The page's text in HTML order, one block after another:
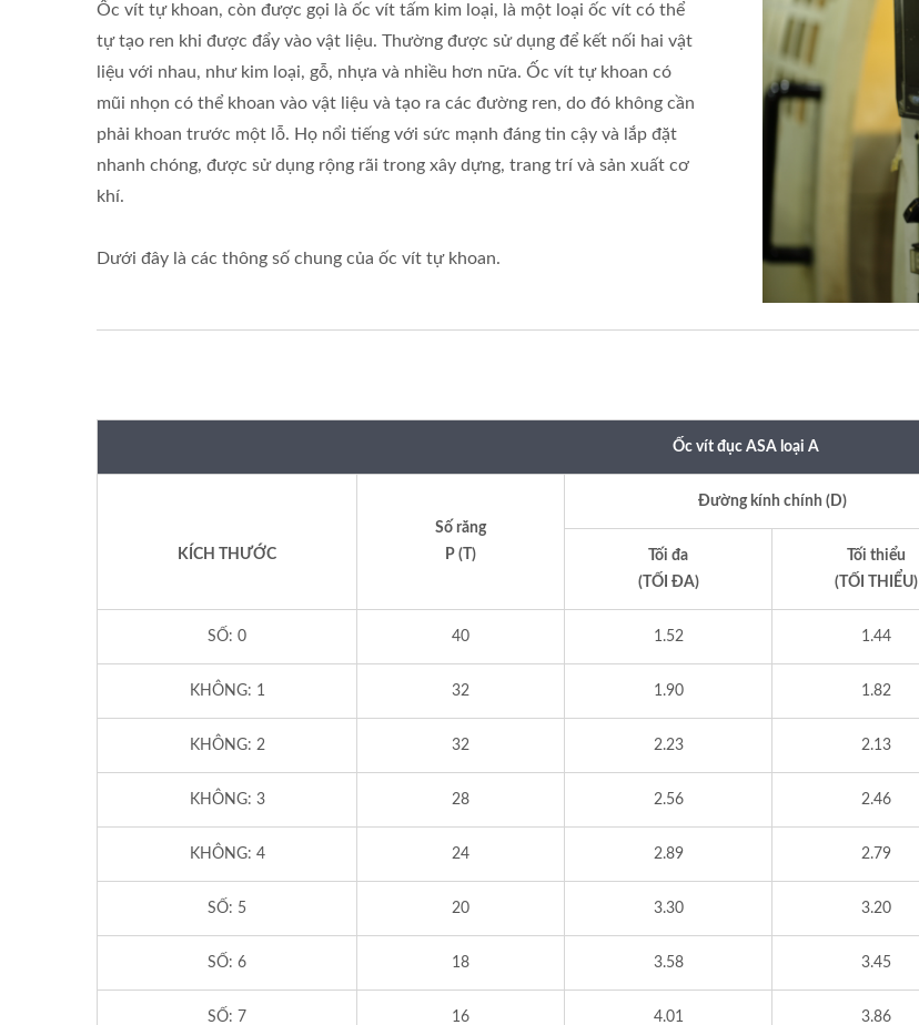
Ốc vít tự khoan, còn được gọi là ốc vít tấm kim loại, là một loại ốc vít có thể
tự tạo ren khi được đẩy vào vật liệu. Thường được sử dụng để kết nối hai vật
liệu với nhau, như kim loại, gỗ, nhựa và nhiều hơn nữa. Ốc vít tự khoan có
mũi nhọn có thể khoan vào vật liệu và tạo ra các đường ren, do đó không cần
phải khoan trước một lỗ. Họ nổi tiếng với sức mạnh đáng tin cậy và lắp đặt
nhanh chóng, được sử dụng rộng rãi trong xây dựng, trang trí và sản xuất cơ
khí.
Dưới đây là các thông số chung của ốc vít tự khoan.
Ốc vít đục ASA loại A
KÍCH THƯỚC
Số răng
P (T)
Đường kính chính (D)
Tối đa
(TỐI ĐA)
Tối thiểu
(TỐI THIỂU)
SỐ: 0 40 1.52 1.44
KHÔNG: 1 32 1.90 1.82
KHÔNG: 2 32 2.23 2.13
KHÔNG: 3 28 2.56 2.46
KHÔNG: 4 24 2.89 2.79
SỐ: 5 20 3.30 3.20
SỐ: 6 18 3.58 3.45
SỐ: 7 16 4.01 3.86